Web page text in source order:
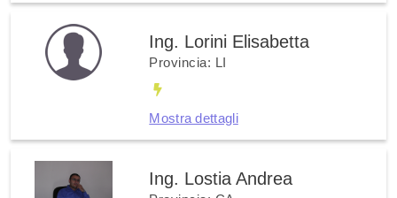
Ing. Lorini Elisabetta
Provincia: LI
Mostra dettagli
Ing. Lostia Andrea